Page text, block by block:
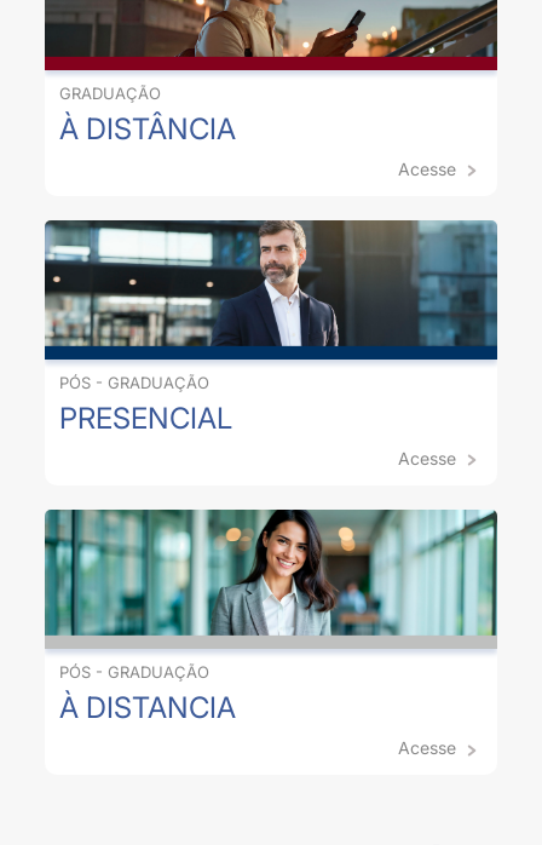
GRADUAÇÃO
À DISTÂNCIA
Acesse
PÓS - GRADUAÇÃO
PRESENCIAL
Acesse
PÓS - GRADUAÇÃO
À DISTANCIA
Acesse